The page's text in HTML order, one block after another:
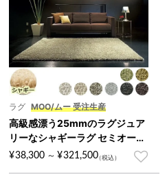
ラグ MOO/ムー 受注生産
高級感漂う25mmのラグジュア
リーなシャギーラグ セミオーダ
ー『MOO/ムー』
¥38,300 ～ ¥321,500